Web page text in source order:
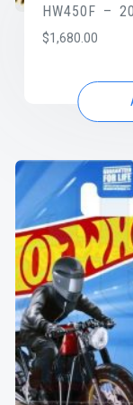
HW450F –
$1,680.00